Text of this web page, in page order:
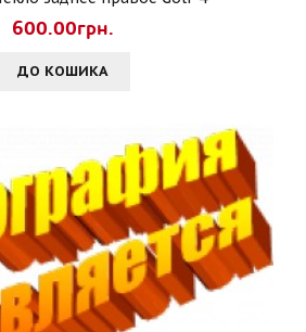
600.00грн.
ДО КОШИКА